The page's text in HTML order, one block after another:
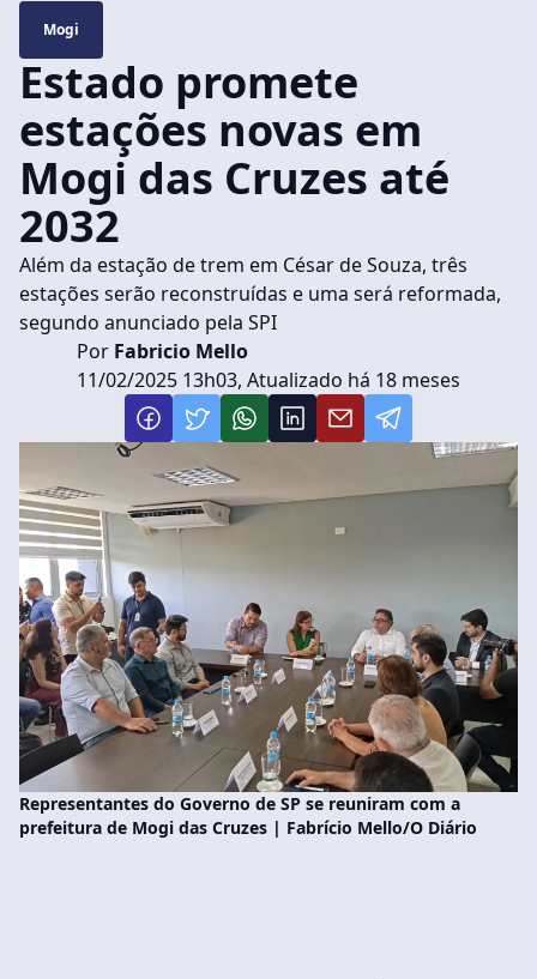
Mogi
Estado promete
estações novas em
Mogi das Cruzes até
2032
Além da estação de trem em César de Souza, três
estações serão reconstruídas e uma será reformada,
segundo anunciado pela SPI
Por Fabricio Mello
11/02/2025 13h03, Atualizado há 18 meses
Representantes do Governo de SP se reuniram com a
prefeitura de Mogi das Cruzes | Fabrício Mello/O Diário